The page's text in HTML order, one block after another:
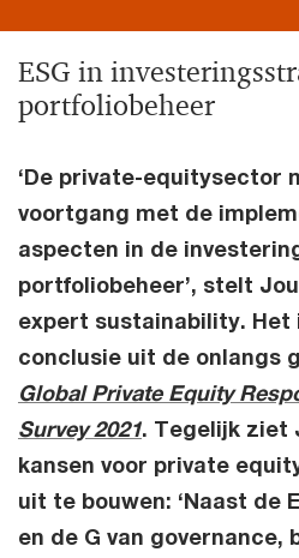
ESG in
portfoliobeheer
‘De private-equitysector
voortgang met de
aspecten in de
portfoliobeheer’, stelt
expert sustainability. Het
conclusie uit de onlangs
Global Private Equity
Survey 2021. Tegelijk ziet
kansen voor private
uit te bouwen: ‘Naast de
en de G van governance,